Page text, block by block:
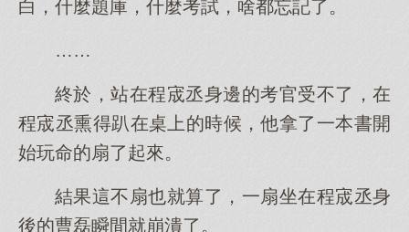
白，什麼題庫，什麼考試，啥都忘記了。
……
終於，站在程宬丞身邊的考官受不了，在
程宬丞熏得趴在桌上的時候，他拿了一本書開
始玩命的扇了起來。
結果這不扇也就算了，一扇坐在程宬丞身
後的曹磊瞬間就崩潰了。